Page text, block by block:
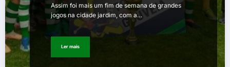
Assim foi mais um fim de semana de grandes
jogos na cidade jardim, com a…
Ler mais